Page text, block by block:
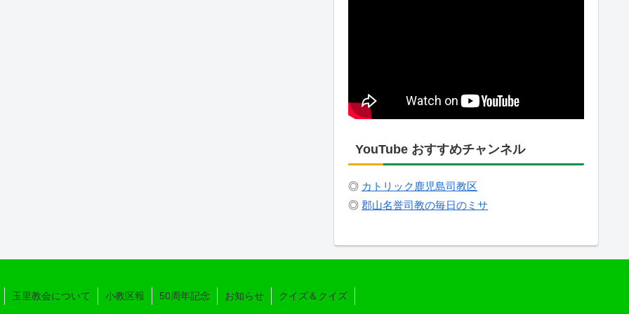
YouTube おすすめチャンネル
◎ カトリック鹿児島司教区
◎ 郡山名誉司教の毎日のミサ
玉里教会について 小教区報 50周年記念 お知らせ クイズ＆クイズ